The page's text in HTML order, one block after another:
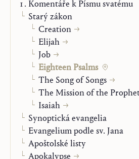
Komentáře k Písmu svatému
Starý zákon
Creation
Elijah
Job
Eighteen Psalms
The Song of Songs
The Mission of the
Isaiah
Synoptická evangelia
Evangelium podle sv. Jana
Apoštolské listy
Apokalypse